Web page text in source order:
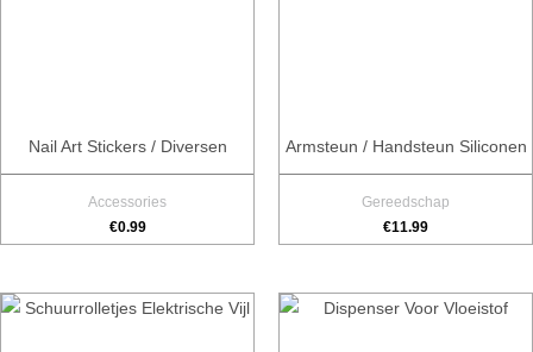
Nail Art Stickers / Diversen
Accessories
€0.99
Armsteun / Handsteun Siliconen
Gereedschap
€11.99